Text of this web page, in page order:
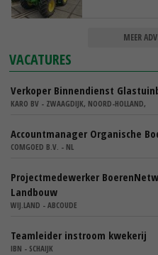
MEER
VACATURES
Verkoper Binnendienst
KARO BV - ZWAAGDIJK, NOORD-HOLLAND,
Accountmanager Organische
COMGOED B.V. - NL
Projectmedewerker
Landbouw
WIJ.LAND - ABCOUDE
Teamleider instroom kwekerij
IBN - SCHAIJK